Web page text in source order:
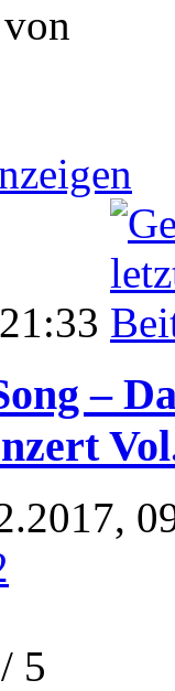
21:33
–
5